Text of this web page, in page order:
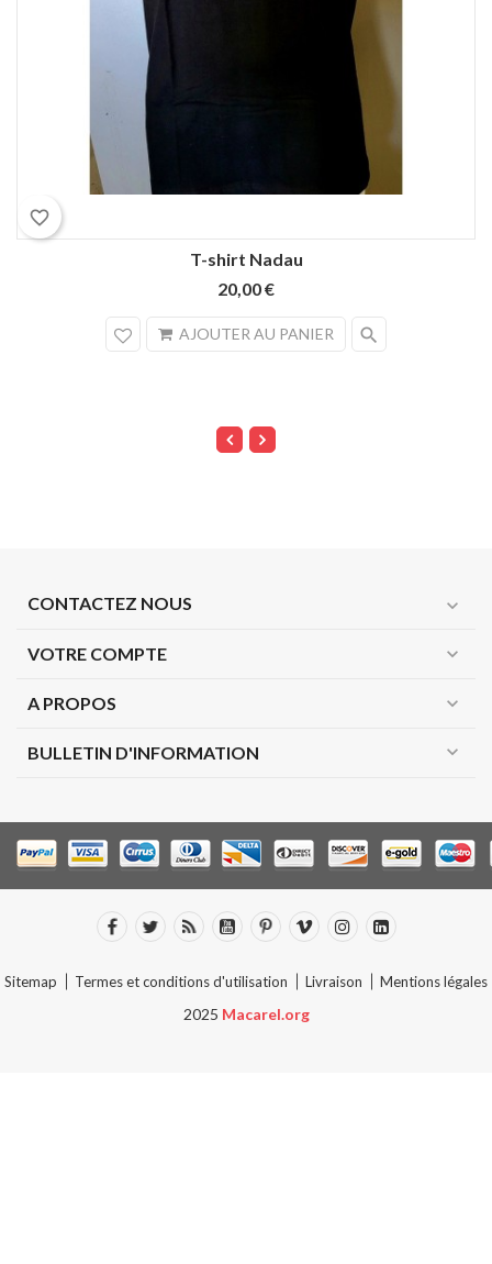
favorite_border
T-shirt Nadau
20,00 €
AJOUTER AU PANIER search
CONTACTEZ NOUS expand_more
VOTRE COMPTE expand_more
A PROPOS expand_more
BULLETIN D'INFORMATION expand_more
Sitemap Termes et conditions d'utilisation Livraison Mentions légales
2025 Macarel.org